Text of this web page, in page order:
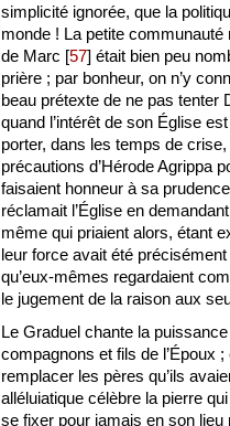
simplicité ignorée, que la
monde ! La petite
de Marc [57] était bien peu
prière ; par bonheur, on n’y
beau prétexte de ne pas tenter
quand l’intérêt de son Église
porter, dans les temps de
précautions d’Hérode Agrippa
faisaient honneur à sa
réclamait l’Église en
même qui priaient alors, étant
leur force avait été
qu’eux-mêmes regardaient
le jugement de la raison aux
Le Graduel chante la
compagnons et fils de l’Époux
remplacer les pères qu’ils
alléluiatique célèbre la pierre
se fixer pour jamais en son lieu